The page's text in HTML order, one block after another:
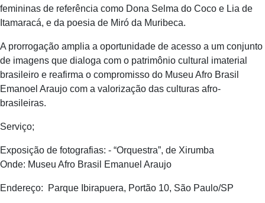
femininas de referência como Dona Selma do Coco e Lia de
Itamaracá, e da poesia de Miró da Muribeca.
A prorrogação amplia a oportunidade de acesso a um conjunto
de imagens que dialoga com o patrimônio cultural imaterial
brasileiro e reafirma o compromisso do Museu Afro Brasil
Emanoel Araujo com a valorização das culturas afro-
brasileiras.
Serviço;
Exposição de fotografias: - “Orquestra”, de Xirumba
Onde: Museu Afro Brasil Emanuel Araujo
Endereço: Parque Ibirapuera, Portão 10, São Paulo/SP